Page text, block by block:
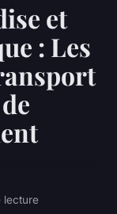
et
: Les
lecture